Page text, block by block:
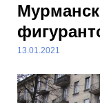
13.01.2021